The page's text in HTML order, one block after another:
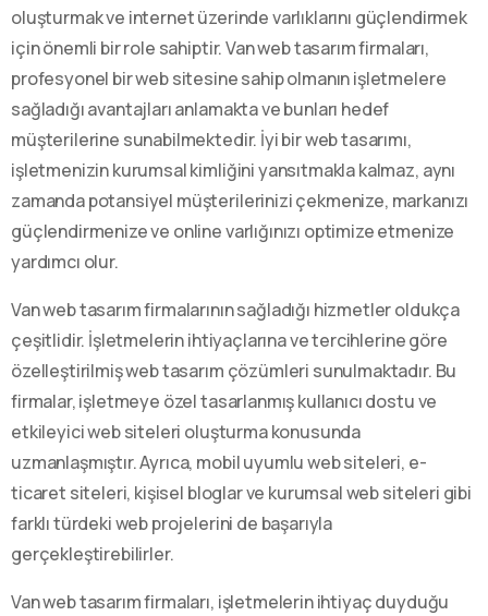
oluşturmak ve internet üzerinde varlıklarını güçlendirmek
için önemli bir role sahiptir. Van web tasarım firmaları,
profesyonel bir web sitesine sahip olmanın işletmelere
sağladığı avantajları anlamakta ve bunları hedef
müşterilerine sunabilmektedir. İyi bir web tasarımı,
işletmenizin kurumsal kimliğini yansıtmakla kalmaz, aynı
zamanda potansiyel müşterilerinizi çekmenize, markanızı
güçlendirmenize ve online varlığınızı optimize etmenize
yardımcı olur.
Van web tasarım firmalarının sağladığı hizmetler oldukça
çeşitlidir. İşletmelerin ihtiyaçlarına ve tercihlerine göre
özelleştirilmiş web tasarım çözümleri sunulmaktadır. Bu
firmalar, işletmeye özel tasarlanmış kullanıcı dostu ve
etkileyici web siteleri oluşturma konusunda
uzmanlaşmıştır. Ayrıca, mobil uyumlu web siteleri, e-
ticaret siteleri, kişisel bloglar ve kurumsal web siteleri gibi
farklı türdeki web projelerini de başarıyla
gerçekleştirebilirler.
Van web tasarım firmaları, işletmelerin ihtiyaç duyduğu